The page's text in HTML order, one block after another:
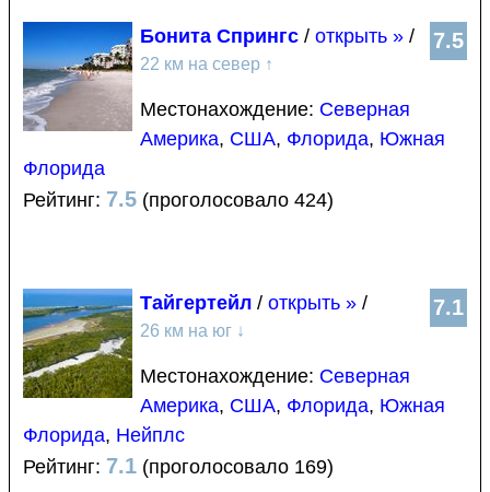
7.5
Бонита Спрингс / открыть » /
22 км на север ↑
Местонахождение: Северная
Америка, США, Флорида, Южная
Флорида
Рейтинг: 7.5 (проголосовало 424)
7.1
Тайгертейл / открыть » /
26 км на юг ↓
Местонахождение: Северная
Америка, США, Флорида, Южная
Флорида, Нейплс
Рейтинг: 7.1 (проголосовало 169)